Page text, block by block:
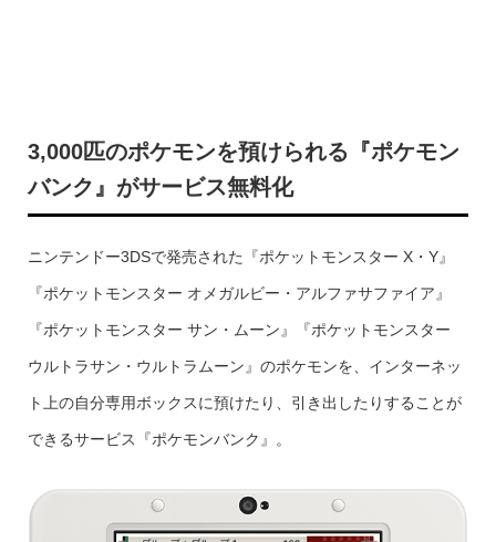
3,000匹のポケモンを預けられる『ポケモン
バンク』がサービス無料化
ニンテンドー3DSで発売された『ポケットモンスター X・Y』
『ポケットモンスター オメガルビー・アルファサファイア』
『ポケットモンスター サン・ムーン』『ポケットモンスター
ウルトラサン・ウルトラムーン』のポケモンを、インターネッ
ト上の自分専用ボックスに預けたり、引き出したりすることが
できるサービス『ポケモンバンク』。